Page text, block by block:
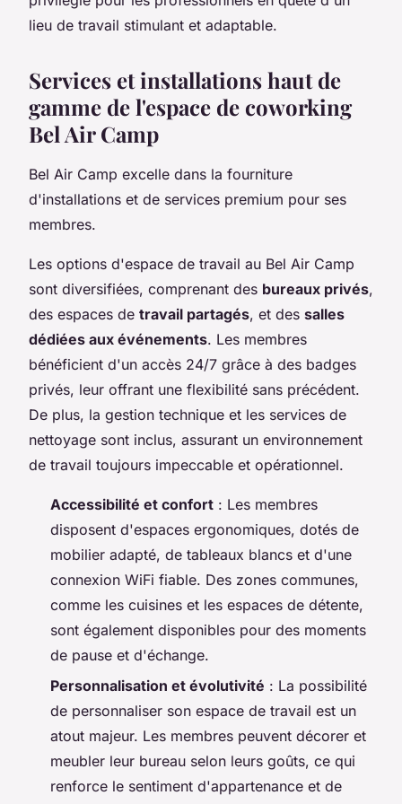
lieu de travail stimulant et adaptable.
Services et installations haut de
gamme de l'espace de coworking
Bel Air Camp
Bel Air Camp excelle dans la fourniture
d'installations et de services premium pour ses
membres.
Les options d'espace de travail au Bel Air Camp
sont diversifiées, comprenant des bureaux privés,
des espaces de travail partagés, et des salles
dédiées aux événements. Les membres
bénéficient d'un accès 24/7 grâce à des badges
privés, leur offrant une flexibilité sans précédent.
De plus, la gestion technique et les services de
nettoyage sont inclus, assurant un environnement
de travail toujours impeccable et opérationnel.
Accessibilité et confort : Les membres
disposent d'espaces ergonomiques, dotés de
mobilier adapté, de tableaux blancs et d'une
connexion WiFi fiable. Des zones communes,
comme les cuisines et les espaces de détente,
sont également disponibles pour des moments
de pause et d'échange.
Personnalisation et évolutivité : La possibilité
de personnaliser son espace de travail est un
atout majeur. Les membres peuvent décorer et
meubler leur bureau selon leurs goûts, ce qui
renforce le sentiment d'appartenance et de